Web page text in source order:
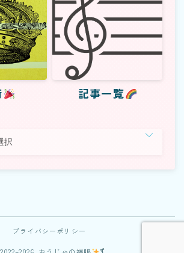
記事一覧
プライバシーポリシー